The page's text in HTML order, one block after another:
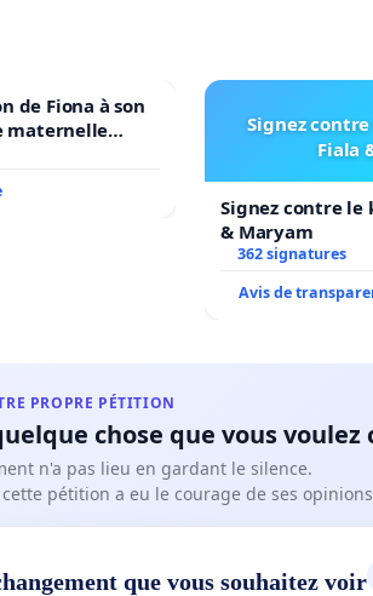
de Fiona à son
maternelle
Léo N. en
Signez
Fiala
Signez contre le
& Maryam
362 signatures
Avis de
PROPRE PÉTITION
chose que vous voulez
n'a pas lieu en gardant le silence.
pétition a eu le courage de ses
que vous souhaitez voir